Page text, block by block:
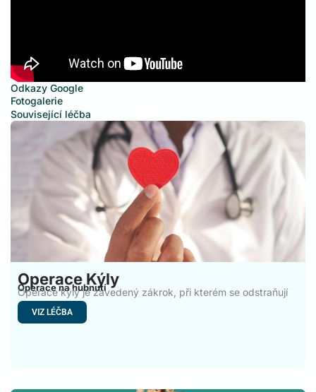
Odkazy Google
Fotogalerie
Související léčba
Operace Kýly
Operace na hubnutí
Operace kýly je zavedený zákrok, při kterém se odstraňují
nedostatky
VIZ LÉČBA